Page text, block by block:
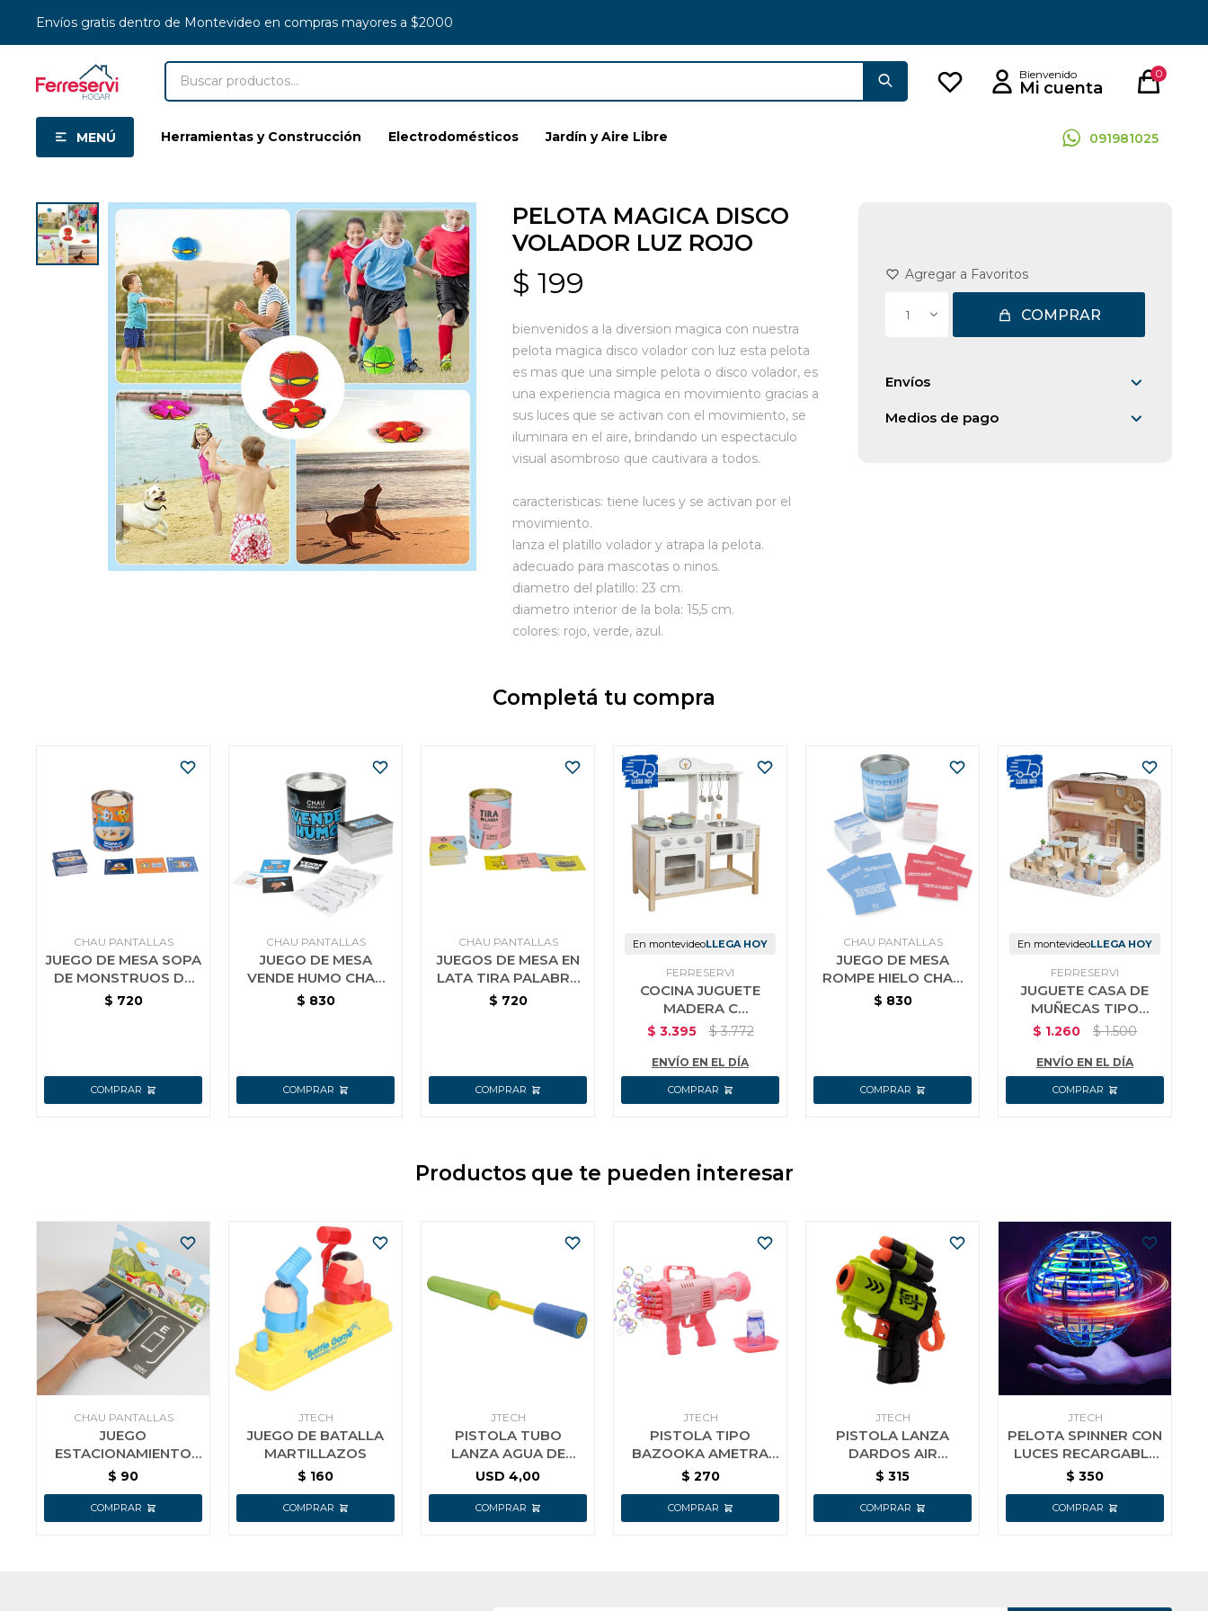
MENÚ Herramientas y Construcción Electrodomésticos Jardín y Aire Libre 091981025
0
Envíos gratis dentro de Montevideo en compras mayores a $2000
PELOTA MAGICA DISCO
VOLADOR LUZ ROJO
$ 199
bienvenidos a la diversion magica con nuestra
pelota magica disco volador con luz esta pelota
es mas que una simple pelota o disco volador, es
una experiencia magica en movimiento gracias a
sus luces que se activan con el movimiento, se
iluminara en el aire, brindando un espectaculo
visual asombroso que cautivara a todos.
caracteristicas: tiene luces y se activan por el
movimiento.
lanza el platillo volador y atrapa la pelota.
adecuado para mascotas o ninos.
diametro del platillo: 23 cm.
diametro interior de la bola: 15,5 cm.
colores: rojo, verde, azul.
1 COMPRAR
Envíos
Medios de pago
Completá tu compra
CHAU PANTALLAS
JUEGO DE MESA SOPA
DE MONSTRUOS DE
CHAU PANTALLAS
$ 720
CHAU PANTALLAS
JUEGO DE MESA
VENDE HUMO CHAU
PANTALLAS
$ 830
CHAU PANTALLAS
JUEGOS DE MESA EN
LATA TIRA PALABRA
CHAU PANTALLAS
$ 720
En montevideoLLEGA HOY
FERRESERVI
COCINA JUGUETE
MADERA C
MICROONDAS
$ 3.395 $ 3.772
ENVÍO EN EL DÍA
CHAU PANTALLAS
JUEGO DE MESA
ROMPE HIELO CHAU
PANTALLAS
$ 830
En montevideoLLEGA HOY
FERRESERVI
JUGUETE CASA DE
MUÑECAS TIPO
VALIJA PLEGABLE
$ 1.260 $ 1.500
ENVÍO EN EL DÍA
Productos que te pueden interesar
CHAU PANTALLAS
JUEGO
ESTACIONAMIENTO
DE CELULARES CHAU
$ 90
JTECH
JUEGO DE BATALLA
MARTILLAZOS
$ 160
JTECH
PISTOLA TUBO
LANZA AGUA DE
ESPUMA RETRÁCTIL
USD 4,00
JTECH
PISTOLA TIPO
BAZOOKA AMETRA
BURBU 32 AGUJERO
(JTJUG997ROS)
$ 270
JTECH
PISTOLA LANZA
DARDOS AIR
BLASTER 6 DARDOS
$ 315
JTECH
PELOTA SPINNER CON
LUCES RECARGABLE
VOLADOR
$ 350